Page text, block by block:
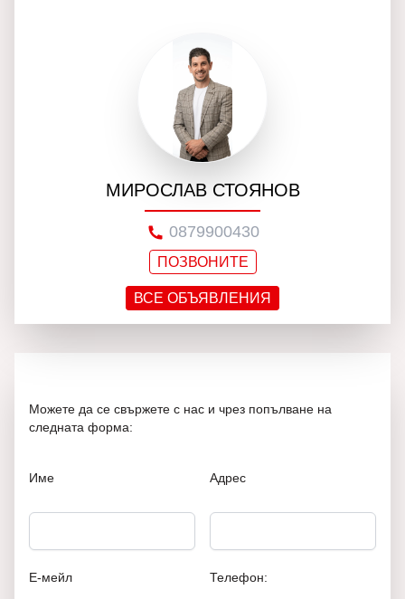
МИРОСЛАВ СТОЯНОВ
0879900430
ПОЗВОНИТЕ
ВСЕ ОБЪЯВЛЕНИЯ
Можете да се свържете с нас и чрез попълване на
следната форма:
Име
Е-мейл
Адрес
Телефон: